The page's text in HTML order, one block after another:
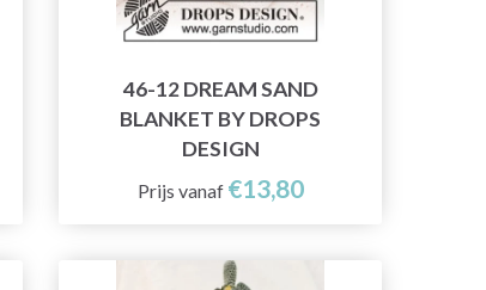
46-12 DREAM SAND
BLANKET BY DROPS
DESIGN
Prijs vanaf €13,80